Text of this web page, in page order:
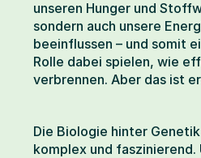
unseren Hunger und
sondern auch unsere
beeinflussen – und somit
Rolle dabei spielen, wie
verbrennen. Aber das ist
Die Biologie hinter
komplex und faszinierend.